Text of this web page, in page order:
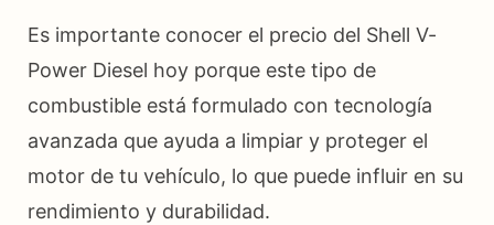
Es importante conocer el precio del Shell V-
Power Diesel hoy porque este tipo de
combustible está formulado con tecnología
avanzada que ayuda a limpiar y proteger el
motor de tu vehículo, lo que puede influir en su
rendimiento y durabilidad.